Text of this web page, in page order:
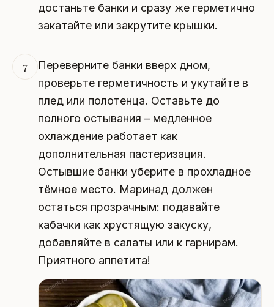
достаньте банки и сразу же герметично
закатайте или закрутите крышки.
7
Переверните банки вверх дном,
проверьте герметичность и укутайте в
плед или полотенца. Оставьте до
полного остывания – медленное
охлаждение работает как
дополнительная пастеризация.
Остывшие банки уберите в прохладное
тёмное место. Маринад должен
остаться прозрачным: подавайте
кабачки как хрустящую закуску,
добавляйте в салаты или к гарнирам.
Приятного аппетита!